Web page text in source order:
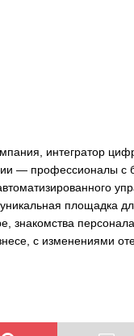
интегратор
— профессионалы
площадка
знакомства
с изменениями